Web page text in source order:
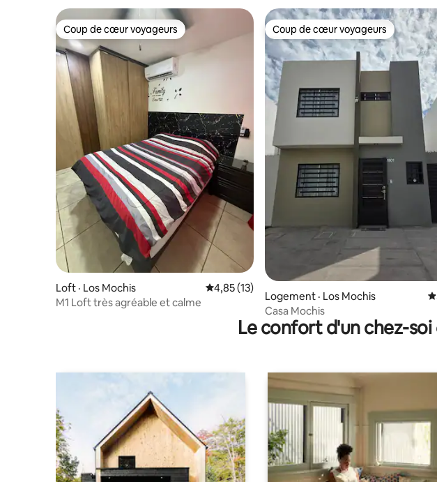
Coup de cœur voyageurs
Coup de cœur voyageurs
Loft · Los Mochis Note moyenne de 4,85 sur 5, 13 commentaires
4,85 (13)
M1 Loft très agréable et calme
Coup de cœur voyageurs
Coup de cœur voyageurs
Logement · Los Mochis
Casa Mochis
Le confort d'un chez-